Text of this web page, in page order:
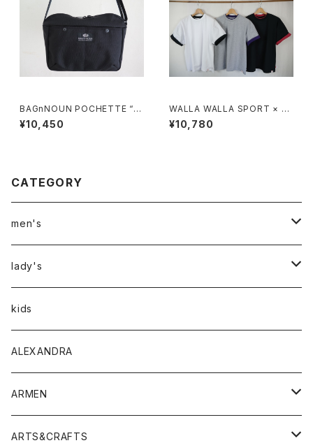
BAGnNOUN POCHETTE “B
LACK”
¥10,450
WALLA WALLA SPORT × HI
GH! STANDARD /ダブル ネッ
ク Tシャツ
¥10,780
CATEGORY
men's
アウター
トップス
Tシャツ
シャツ
ボトムス
lady's
アウター
トップス
Tシャツ・カットソー
シャツ・ブラウス
ボトムス
パンツ
ワンピース・オールインワン
kids
ALEXANDRA
ARMEN
アウター
ARTS&CRAFTS